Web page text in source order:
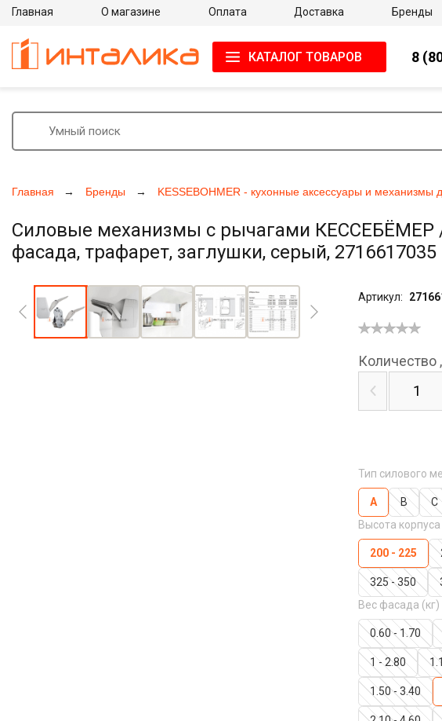
Главная Бренды KESSEBOHMER - кухонные аксессуары и механизмы
Силовые механизмы с рычагами КЕССЕБЁМЕР /
фасада, трафарет, заглушки, серый, 2716617035
Артикул:
Тип силового
A B
C
Высота
200 - 225
325 - 350
Вес фасада (кг)
0.60 - 1.70
1 - 2.80
1.50 - 3.40
Количество ,
Главная О магазине Оплата Доставка Бренды
КАТАЛОГ ТОВАРОВ 8